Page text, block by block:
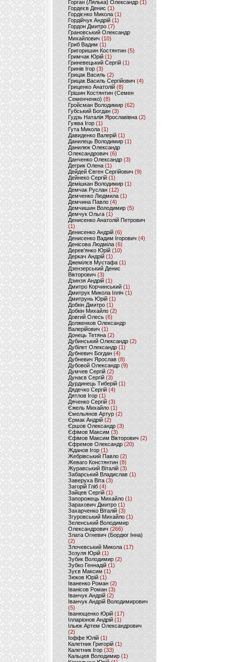
Горган (Лялька) Олександр(1)
Гордеєв Денис (1)
Гордієнко Микола (1)
Гордійчук Андрій (1)
Гордон Дмитро (7)
Грановський Олександр
Михайлович (10)
Гриб Вадим (1)
Григоришин Костянтин (5)
Гримчак Юрій(1)
Гриневецький Сергій(1)
Гринів Ігор (3)
Грицак Василь (2)
Грицак Василь Сергійович (4)
Гриценко Анатолій (8)
Грішин Костянтин (Семен
Семенченко)(8)
Гройсман Володимир(62)
Губський Богдан (3)
Гудзь Наталія Ярославівна(2)
Гужва Ігор (1)
Гута Микола (1)
Давиденко Валерій (1)
Данилець Володимир(1)
Данилюк Олександр
Олександрович (6)
Данченко Олександр (3)
Дегрик Олена(1)
Дейдей Євген Сергійович(9)
Дейнеко Сергій (1)
Демішкан Володимир(1)
Демчак Руслан (12)
Демченко Людмила (1)
Демчина Павло (4)
Демчишин Володимир (5)
Демчук Ольга(1)
Денисенко Анатолій Петрович
(1)
Денисенко Андрій (6)
Денисенко Вадим Ігорович (4)
Денісова Людміла(6)
Дерев'янко Юрій(10)
Деркач Андрій(1)
Джемілєв Мустафа (1)
Дзензерський Денис
Вікторович (3)
Дзинзя Андрій (1)
Дмитро Корчинський (1)
Дмитрук Микола Ілліч (1)
Дмитрунь Юрій (1)
Добкін Дмитро(1)
Добкін Михайло (2)
Довгий Олесь (6)
Долженков Олександр
Валерійович (1)
Донець Тетяна (2)
Дубинський Олександр(2)
Дубілет Олександр (1)
Дубневич Богдан (4)
Дубневич Ярослав (8)
Дубовой Олександр(9)
Думчев Сергій (2)
Дунаєв Сергій(3)
Дурдинець Тиберій (1)
Дядечко Сергій (4)
Дятлов Ігор (1)
Дяченко Сергій (3)
Єжель Михайло (1)
Ємельянов Артур (2)
Єрмак Андрій (2)
Єршов Олександр (3)
Єфімов Максим (3)
Єфімов Максим Вікторович (2)
Єфремов Олександр (20)
Жданов Ігор (1)
Жебрівський Павло (2)
Жеваго Констянтин (8)
Журавський Віталій (3)
Забарський Владислав (1)
Заверуха Віта (3)
Загорій Гліб (4)
Зайцев Сергій(1)
Запорожець Михайло (1)
Зарахович Дмитро (1)
Захарченко Віталій (3)
Згуровський Михайло (1)
Зеленський Володимир
Олександрович (266)
Злата Огневич (Бордюг Інна)
(2)
Злочевський Микола(17)
Зозуля Юрій (1)
Зубик Володимир (2)
Зубко Геннадій (1)
Зуєв Максим(1)
Зюков Юрій (1)
Іваненко Роман (2)
Іванісов Роман (3)
Іванчук Андрій(2)
Іванчук Андрій Володимирович
(5)
Іванющенко Юрій (17)
Ілларіонов Андрій (1)
Ільюк Артем Олександрович
(2)
Іоффе Юлій (1)
Калетник Григорій(1)
Калетник Ігор (33)
Кальцев Володимир(1)